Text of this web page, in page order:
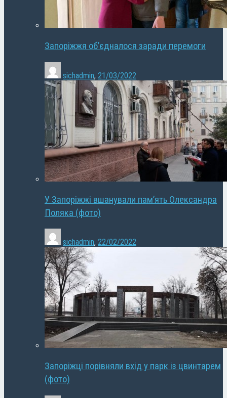
Запоріжжя об’єдналося заради перемоги
sichadmin, 21/03/2022
У Запоріжжі вшанували пам’ять Олександра
Поляка (фото)
sichadmin, 22/02/2022
Запоріжці порівняли вхід у парк із цвинтарем
(фото)